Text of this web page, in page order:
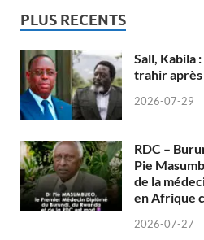
PLUS RECENTS
Sall, Kabila
trahir après
2026-07-29
RDC –
Pie
de la
en Afrique
2026-07-27